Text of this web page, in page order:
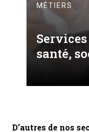
MÉTIERS
santé,
D’autres de nos